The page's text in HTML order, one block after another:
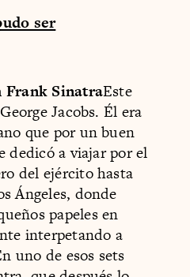
ser
SinatraEste
Jacobs. Él era
que por un buen
dedicó a viajar por el
del ejército hasta
Ángeles, donde
papeles en
interpetando a
uno de esos sets